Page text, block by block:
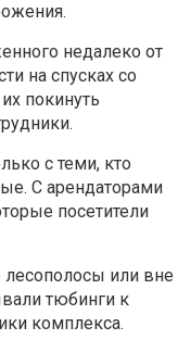
недалеко от
на спусках со
покинуть
с теми, кто
С арендаторами
посетители
лесополосы или вне
тюбинги к
комплекса.